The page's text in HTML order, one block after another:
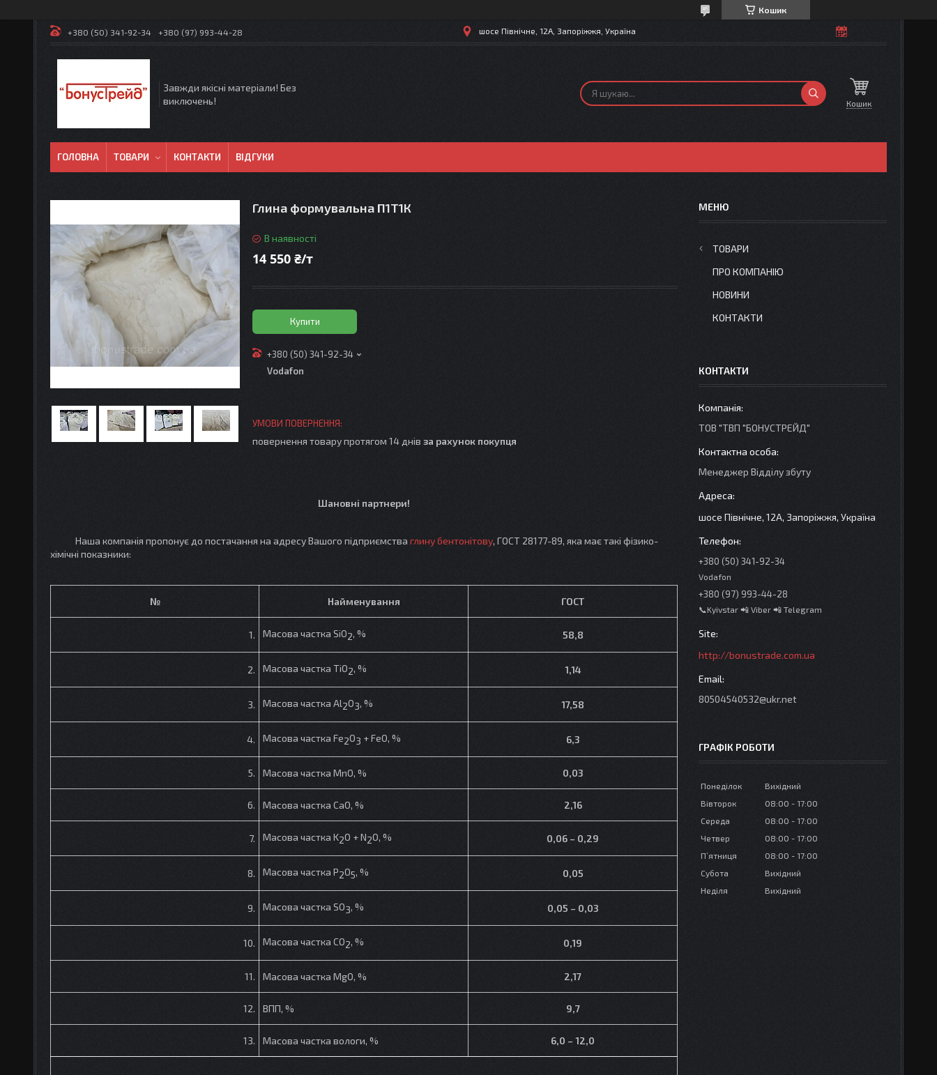
Кошик
+380 (50) 341-92-34 +380 (97) 993-44-28 шосе Північне, 12А, Запоріжжя, Україна
Завжди якісні матеріали! Без
виключень!
Кошик
ГОЛОВНА ТОВАРИ КОНТАКТИ ВІДГУКИ
Глина формувальна П1Т1К
В наявності
14 550 ₴/т
Купити
+380 (50) 341-92-34
Vodafon
повернення товару протягом 14 днів за рахунок покупця
Шановні партнери!
Наша компанія пропонує до постачання на адресу Вашого підприємства глину бентонітову, ГОСТ 28177-89, яка має такі фізико-
хімічні показники:
№ Найменування ГОСТ
1. Масова частка SiO2, % 58,8
2. Масова частка TiO2, % 1,14
3. Масова частка Al2O3, % 17,58
4. Масова частка Fe2O3 + FeO, % 6,3
5. Масова частка MnO, % 0,03
6. Масова частка CaO, % 2,16
7. Масова частка K2O + N2O, % 0,06 – 0,29
8. Масова частка P2O5, % 0,05
9. Масова частка SO3, % 0,05 – 0,03
10. Масова частка CO2, % 0,19
11. Масова частка MgO, % 2,17
12. ВПП, % 9,7
13. Масова частка вологи, % 6,0 – 12,0
ТОВАРИ
ПРО КОМПАНІЮ
НОВИНИ
КОНТАКТИ
КОНТАКТИ
ТОВ "ТВП "БОНУСТРЕЙД"
Менеджер Відділу збуту
шосе Північне, 12А, Запоріжжя, Україна
+380 (50) 341-92-34
Vodafon
+380 (97) 993-44-28
📞Kyivstar 📲 Viber 📲 Telegram
http://bonustrade.com.ua
80504540532@ukr.net
ГРАФІК РОБОТИ
Понеділок
Вихідний
Вівторок
08:00
17:00
Середа
08:00
17:00
Четвер
08:00
17:00
Пʼятниця
08:00
17:00
Субота
Вихідний
Неділя
Вихідний